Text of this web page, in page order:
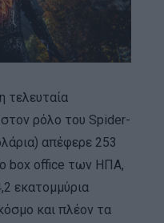
τελευταία
ρόλο του Spider-
απέφερε 253
box office των ΗΠΑ,
εκατομμύρια
και πλέον τα